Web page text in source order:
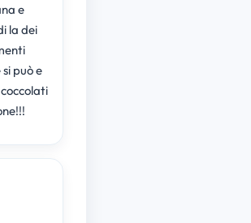
e
la dei
può e